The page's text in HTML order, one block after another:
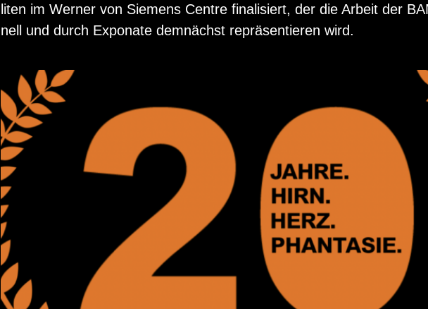
li­ten im Wer­ner von Sie­mens Cent­re fi­na­li­siert, der die Ar­beit der
nell und durch Ex­po­na­te dem­nächst re­prä­sen­tie­ren wird.